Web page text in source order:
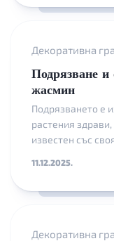
Декоративна
Подрязване и
жасмин
Подрязването е
растения
известен със
11.12.2025.
Декоративна